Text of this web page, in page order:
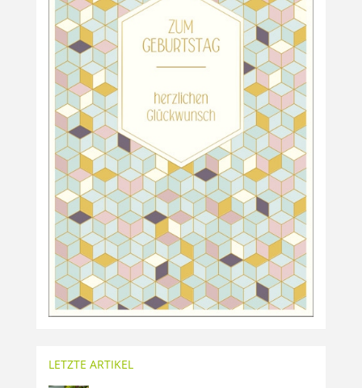
LETZTE ARTIKEL